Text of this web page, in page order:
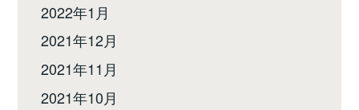
2022年1月
2021年12月
2021年11月
2021年10月